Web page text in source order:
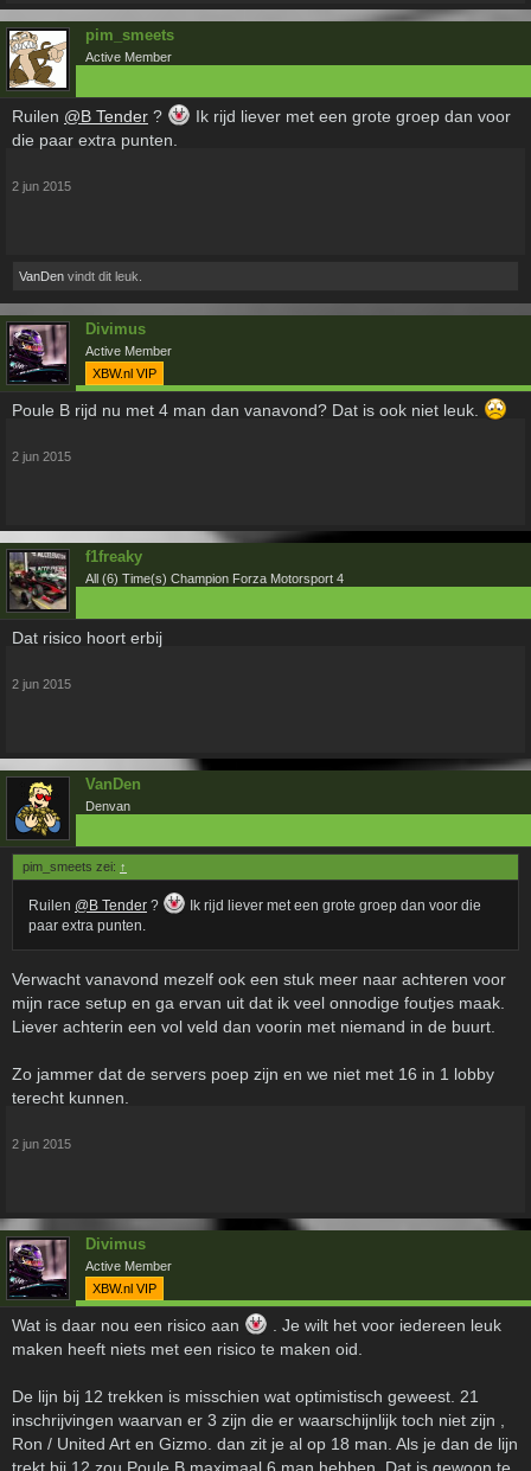
pim_smeets
Active Member
Ruilen @B Tender ?
Ik rijd liever met een grote groep dan voor
die paar extra punten.
2 jun 2015
VanDen vindt dit leuk.
Divimus
Active Member
XBW.nl VIP
Poule B rijd nu met 4 man dan vanavond? Dat is ook niet leuk.
2 jun 2015
f1freaky
All (6) Time(s) Champion Forza Motorsport 4
Dat risico hoort erbij
2 jun 2015
VanDen
Denvan
pim_smeets zei: ↑
Ruilen @B Tender ?
Ik rijd liever met een grote groep dan voor die
paar extra punten.
Verwacht vanavond mezelf ook een stuk meer naar achteren voor
mijn race setup en ga ervan uit dat ik veel onnodige foutjes maak.
Liever achterin een vol veld dan voorin met niemand in de buurt.
Zo jammer dat de servers poep zijn en we niet met 16 in 1 lobby
terecht kunnen.
2 jun 2015
Divimus
Active Member
XBW.nl VIP
Wat is daar nou een risico aan
. Je wilt het voor iedereen leuk
maken heeft niets met een risico te maken oid.
De lijn bij 12 trekken is misschien wat optimistisch geweest. 21
inschrijvingen waarvan er 3 zijn die er waarschijnlijk toch niet zijn ,
Ron / United Art en Gizmo. dan zit je al op 18 man. Als je dan de lijn